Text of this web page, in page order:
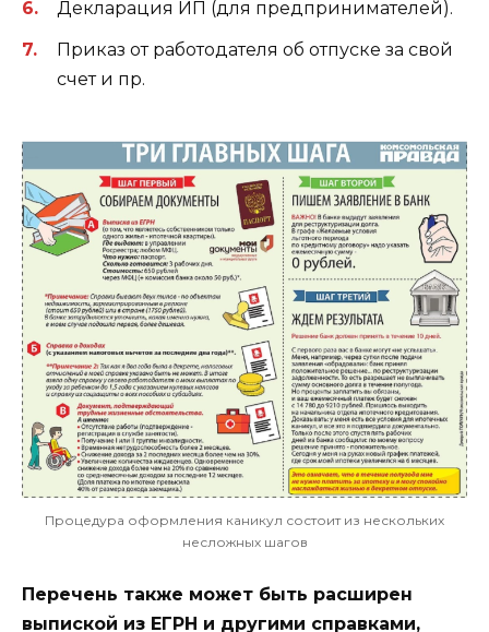
Декларация ИП (для предпринимателей).
Приказ от работодателя об отпуске за свой
счет и пр.
Процедура оформления каникул состоит из нескольких
несложных шагов
Перечень также может быть расширен
выпиской из ЕГРН и другими справками,